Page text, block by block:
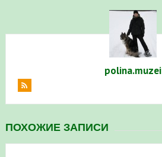
polina.muzei
ПОХОЖИЕ ЗАПИСИ